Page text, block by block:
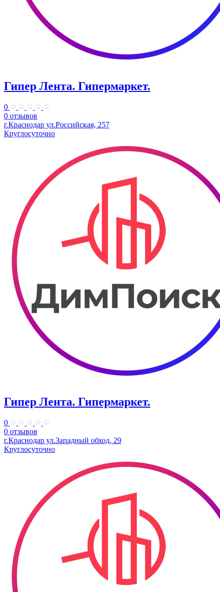
Гипер Лента. Гипермаркет.
0
0 отзывов
г.Краснодар ул.Российская, 257
Круглосуточно
Гипер Лента. Гипермаркет.
0
0 отзывов
г.Краснодар ул.Западный обход, 29
Круглосуточно